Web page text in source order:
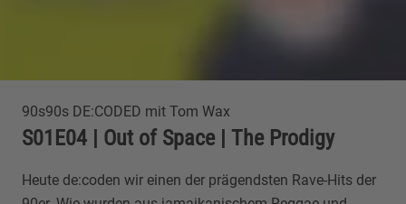
90s90s DE:CODED mit Tom Wax
S01E04 | Out of Space | The Prodigy
Heute de:coden wir einen der prägendsten Rave-Hits der